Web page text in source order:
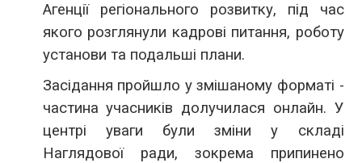
Агенції регіонального розвитку, під час
якого розглянули кадрові питання, роботу
установи та подальші плани.
Засідання пройшло у змішаному форматі -
частина учасників долучилася онлайн. У
центрі уваги були зміни у складі
Наглядової ради, зокрема припинено